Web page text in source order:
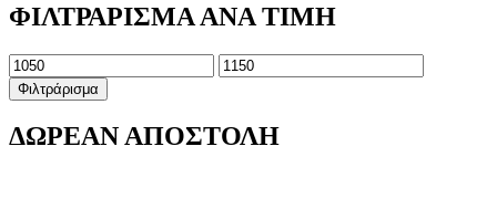
ΦΙΛΤΡΑΡΙΣΜΑ ΑΝΑ ΤΙΜΗ
Ελάχιστη
τιμή
Μέγιστη
τιμή
Φιλτράρισμα
ΔΩΡΕΑΝ ΑΠΟΣΤΟΛΗ